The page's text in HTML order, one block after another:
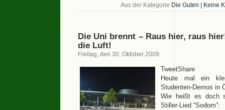
Aus der Kategorie Die Guten Keine
Die Uni brennt – Raus hier, raus
die Luft!
Freitag, den 30. Oktober 2009
TweetShare
Heute mal ein
Studenten-Demos in
Wie heißt es doch
Stiller-Lied “Sodom”: